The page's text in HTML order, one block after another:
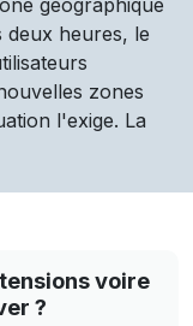
géographique
deux heures, le
zones
l'exige. La
voire
?